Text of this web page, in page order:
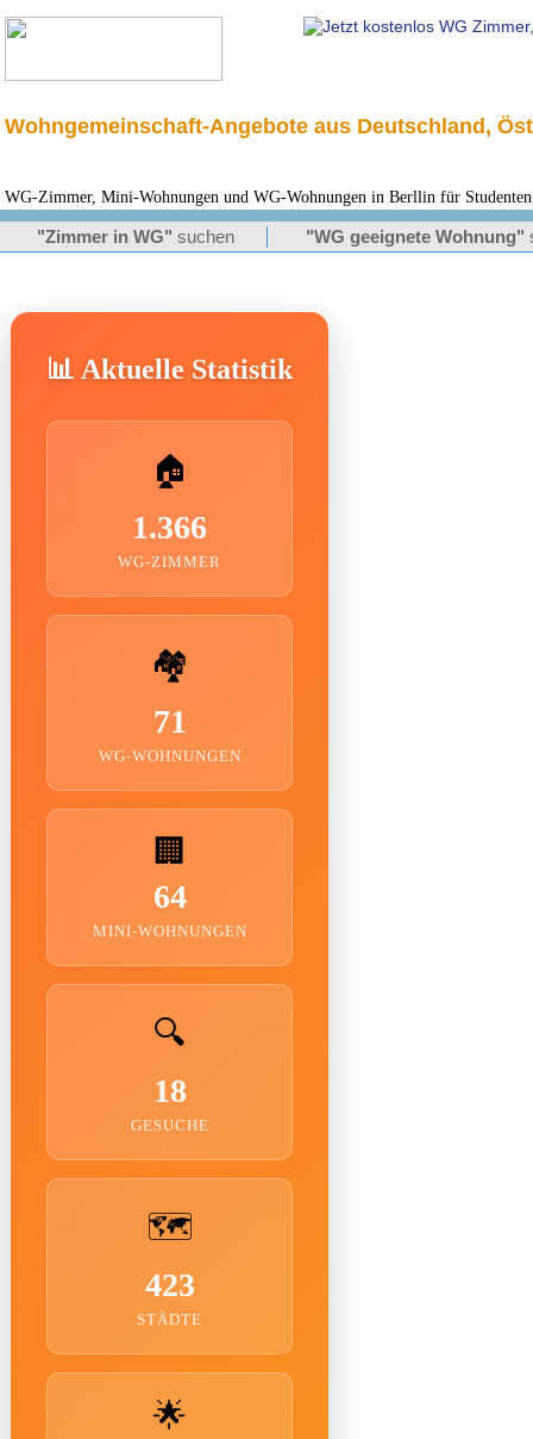
Wohngemeinschaft-Angebote aus Deutschland,
WG-Zimmer, Mini-Wohnungen und WG-Wohnungen in Berllin für
"Zimmer in WG" suchen "WG geeignete Wohnung"
📊 Aktuelle Statistik
🏠
1.366
WG-ZIMMER
🏘️
71
WG-WOHNUNGEN
🏢
64
MINI-WOHNUNGEN
🔍
18
GESUCHE
🗺️
423
STÄDTE
🌟